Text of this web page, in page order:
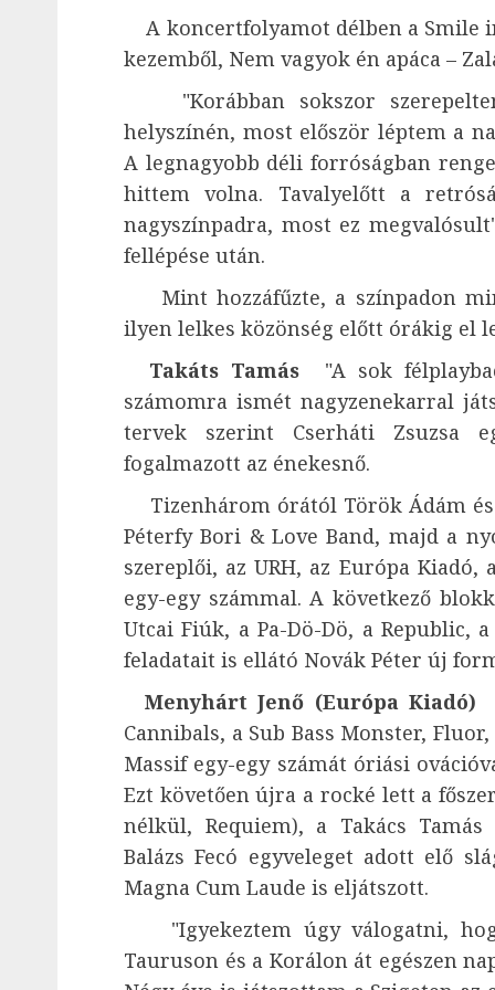
A koncertfolyamot délben a Smile
kezemből, Nem vagyok én apáca –
"Korábban sokszor
helyszínén, most először léptem a
A legnagyobb déli forróságban
hittem volna. Tavalyelőtt a
nagyszínpadra, most ez
fellépése után.
Mint hozzáfűzte, a színpadon
ilyen lelkes közönség előtt órákig el
Takáts Tamás"A sok
számomra ismét nagyzenekarral
tervek szerint Cserháti Zsuzsa
fogalmazott az énekesnő.
Tizenhárom órától Török Ádám és
Péterfy Bori & Love Band, majd a
szereplői, az URH, az Európa
egy-egy számmal. A következő
Utcai Fiúk, a Pa-Dö-Dö, a Republic,
feladatait is ellátó Novák Péter új
Menyhárt Jenő (Európa Kiadó)
Cannibals, a Sub Bass Monster,
Massif egy-egy számát óriási
Ezt követően újra a rocké lett a
nélkül, Requiem), a Takács
Balázs Fecó egyveleget adott elő
Magna Cum Laude is eljátszott.
"Igyekeztem úgy válogatni,
Tauruson és a Korálon át egészen